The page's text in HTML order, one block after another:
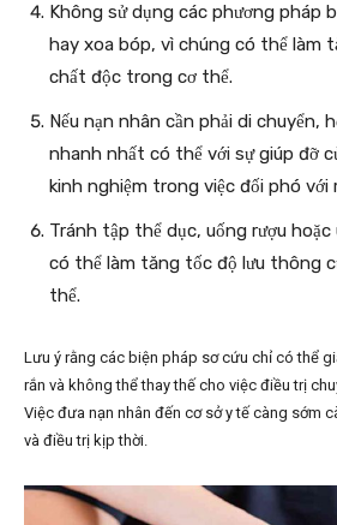
Không sử dụng các phương pháp
hay xoa bóp, vì chúng có thể làm
chất độc trong cơ thể.
Nếu nạn nhân cần phải di chuyển,
nhanh nhất có thể với sự giúp đỡ
kinh nghiệm trong việc đối phó với
Tránh tập thể dục, uống rượu
có thể làm tăng tốc độ lưu thông
thể.
Lưu ý rằng các biện pháp sơ cứu chỉ có thể
rắn và không thể thay thế cho việc điều trị
Việc đưa nạn nhân đến cơ sở y tế càng sớm
và điều trị kịp thời.